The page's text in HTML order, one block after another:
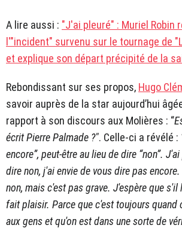
A lire aussi : "J'ai pleuré" : Muriel Robin
l'"incident" survenu sur le tournage de
et explique son départ précipité de la
Rebondissant sur ses propos, Hugo
savoir auprès de la star aujourd’hui
rapport à son discours aux Molières : “
écrit Pierre Palmade ?". Celle-ci a révélé :
encore”, peut-être au lieu de dire “non”.
dire non, j'ai envie de vous dire pas
non, mais c'est pas grave. J'espère que s'il
fait plaisir. Parce que c'est toujours quand
aux gens et qu'on est dans une sorte de